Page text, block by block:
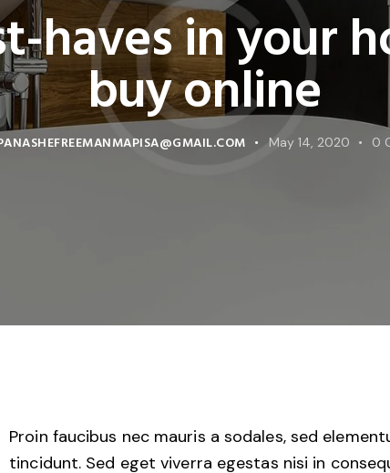
haves in your
buy online
May 14, 2020 0
Proin faucibus nec mauris a sodales, sed
tincidunt. Sed eget viverra egestas nisi in